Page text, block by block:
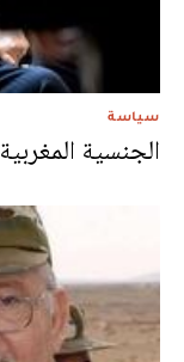
سياسة
الجنسية